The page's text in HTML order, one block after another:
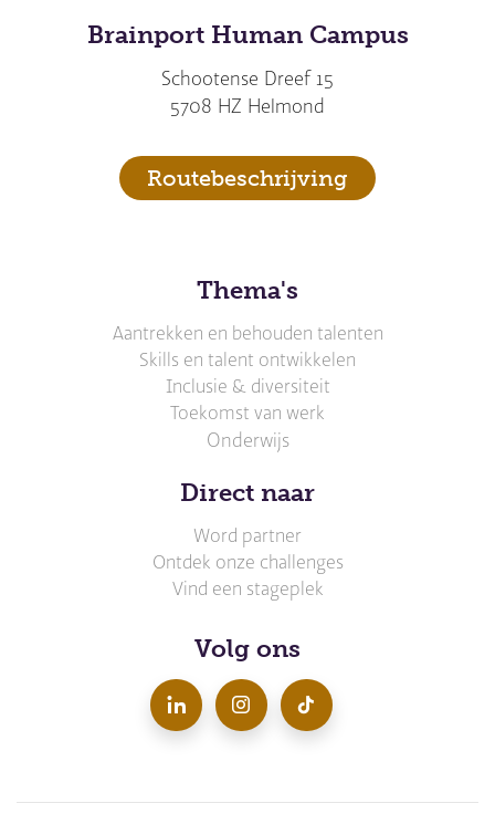
Brainport Human Campus
Schootense Dreef 15
5708 HZ Helmond
Routebeschrijving
Thema's
Aantrekken en behouden talenten
Skills en talent ontwikkelen
Inclusie & diversiteit
Toekomst van werk
Onderwijs
Direct naar
Word partner
Ontdek onze challenges
Vind een stageplek
Volg ons